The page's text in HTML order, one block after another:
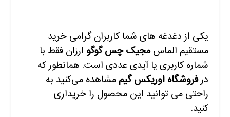
یکی از دغدغه های شما کاربران گرامی خرید
مستقیم الماسمجیک چس گوگو ارزان فقط با
شماره کاربری یا آیدی عددی است. همانطور که
درفروشگاه اوریکس گیم مشاهدهمی‌کنید به
راحتی می توانید این محصول را خریداری
کنید.